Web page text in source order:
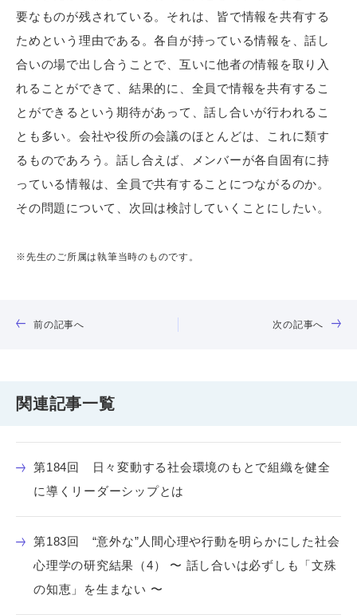
要なものが残されている。それは、皆で情報を共有する
ためという理由である。各自が持っている情報を、話し
合いの場で出し合うことで、互いに他者の情報を取り入
れることができて、結果的に、全員で情報を共有するこ
とができるという期待があって、話し合いが行われるこ
とも多い。会社や役所の会議のほとんどは、これに類す
るものであろう。話し合えば、メンバーが各自固有に持
っている情報は、全員で共有することにつながるのか。
その問題について、次回は検討していくことにしたい。
※先生のご所属は執筆当時のものです。
前の記事へ 次の記事へ
関連記事一覧
第184回 日々変動する社会環境のもとで組織を健全
に導くリーダーシップとは
第183回 “意外な”人間心理や行動を明らかにした社会
心理学の研究結果（4） 〜 話し合いは必ずしも「文殊
の知恵」を生まない 〜